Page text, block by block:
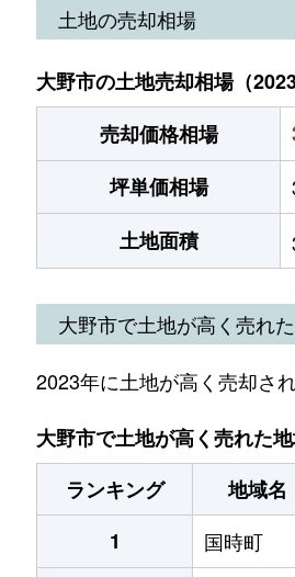
土地の売却相場
大野市の土地売却相場（2023
売却価格相場
坪単価相場
土地面積
大野市で土地が高く売れ
2023年に土地が高く売却さ
大野市で土地が高く売れた地
ランキング
地域名
1
国時町